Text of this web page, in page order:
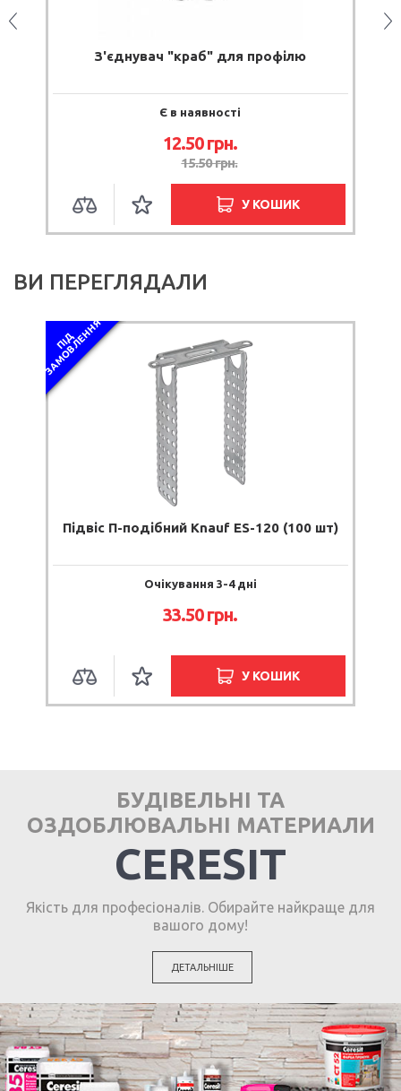
З'єднувач "краб" для профілю
Є в наявності
12.50 грн.
15.50 грн.
У КОШИК
ВИ ПЕРЕГЛЯДАЛИ
П
І
Д
З
А
М
О
В
Л
Е
Н
Н
Я
Підвіс П-подібний Knauf ES-120 (100 шт)
Очікування 3-4 дні
33.50 грн.
У КОШИК
БУДІВЕЛЬНІ ТА
ОЗДОБЛЮВАЛЬНІ МАТЕРИАЛИ
CERESIT
Якість для професіоналів. Обирайте найкраще для
вашого дому!
ДЕТАЛЬНІШЕ